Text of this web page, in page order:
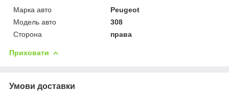
Марка авто
Peugeot
Модель авто
308
Сторона
права
Приховати
Умови доставки